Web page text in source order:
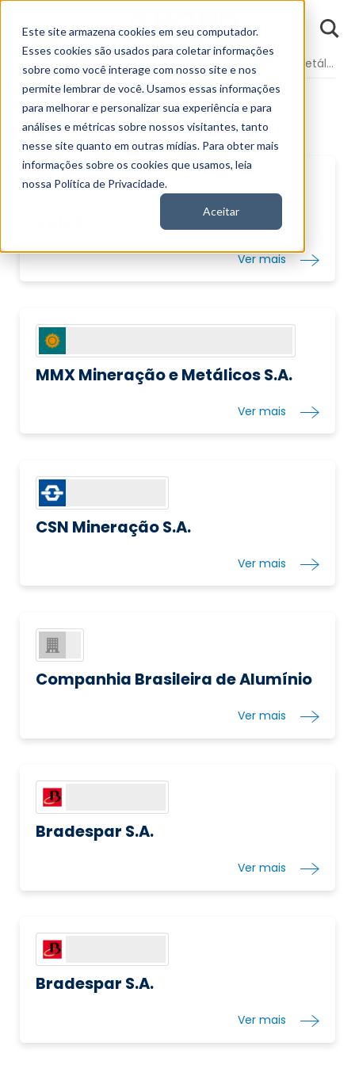
Este site armazena cookies em seu computador.
Esses cookies são usados para coletar informações
sobre como você interage com nosso site e nos
permite lembrar de você. Usamos essas informações
para melhorar e personalizar sua experiência e para
análises e métricas sobre nossos visitantes, tanto
nesse site quanto em outras mídias. Para obter mais
informações sobre os cookies que usamos, leia
nossa Política de Privacidade.
Aceitar
Fundamentos Segmentos da Bolsa Minerais Metálicos
Minerais Metálicos
Ver mais
MMX Mineração e Metálicos S.A.
Ver mais
CSN Mineração S.A.
Ver mais
Companhia Brasileira de Alumínio
Ver mais
Bradespar S.A.
Ver mais
Bradespar S.A.
Ver mais